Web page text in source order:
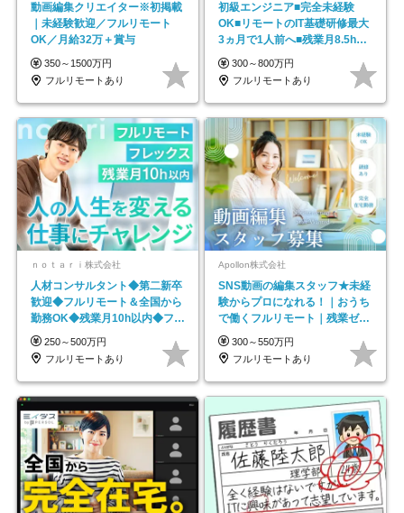
動画編集クリエイター※初掲載
｜未経験歓迎／フルリモート
OK／月給32万＋賞与
350～1500万円
フルリモートあり
初級エンジニア■完全未経験
OK■リモートのIT基礎研修最大
3ヵ月で1人前へ■残業月8.5h■
安定基盤/STR
300～800万円
フルリモートあり
ｎｏｔａｒｉ株式会社
人材コンサルタント◆第二新卒
歓迎◆フルリモート＆全国から
勤務OK◆残業月10h以内◆フレ
ックス制
250～500万円
フルリモートあり
Apollon株式会社
SNS動画の編集スタッフ★未経
験からプロになれる！｜おうち
で働くフルリモート｜残業ゼロ
で18時退勤◎
300～550万円
フルリモートあり